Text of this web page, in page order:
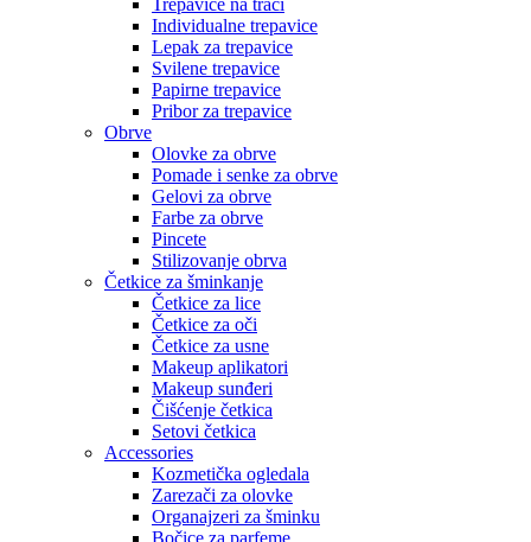
Trepavice na traci
Individualne trepavice
Lepak za trepavice
Svilene trepavice
Papirne trepavice
Pribor za trepavice
Obrve
Olovke za obrve
Pomade i senke za obrve
Gelovi za obrve
Farbe za obrve
Pincete
Stilizovanje obrva
Četkice za šminkanje
Četkice za lice
Četkice za oči
Četkice za usne
Makeup aplikatori
Makeup sunđeri
Čišćenje četkica
Setovi četkica
Accessories
Kozmetička ogledala
Zarezači za olovke
Organajzeri za šminku